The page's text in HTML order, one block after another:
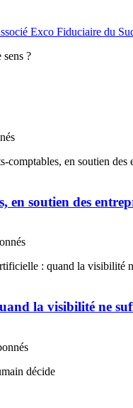
Exco Fiduciaire du
en soutien des
la visibilité ne